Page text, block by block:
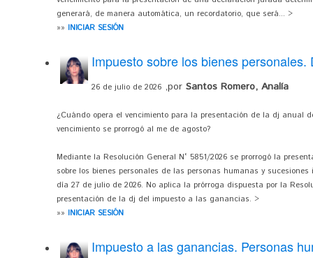
generará, de manera automática, un recordatorio, que será... >
»» INICIAR SESIÓN
Impuesto sobre los bienes personales.
26 de julio de 2026 ,por Santos Romero, Analía
¿Cuándo opera el vencimiento para la presentación de la dj anual
vencimiento se prorrogó al me de agosto?
Mediante la Resolución General N° 5851/2026 se prorrogó la
sobre los bienes personales de las personas humanas y
día 27 de julio de 2026. No aplica la prórroga dispuesta por la
presentación de la dj del impuesto a las ganancias. >
»» INICIAR SESIÓN
Impuesto a las ganancias. Personas